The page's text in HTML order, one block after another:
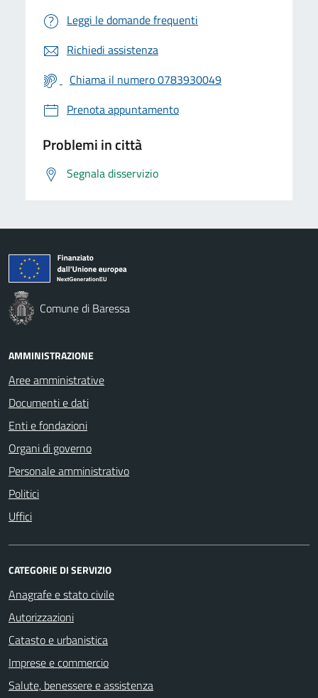
Leggi le domande frequenti
Richiedi assistenza
Chiama il numero 0783930049
Prenota appuntamento
Problemi in città
Segnala disservizio
Comune di Baressa
AMMINISTRAZIONE
Aree amministrative
Documenti e dati
Enti e fondazioni
Organi di governo
Personale amministrativo
Politici
Uffici
CATEGORIE DI SERVIZIO
Anagrafe e stato civile
Autorizzazioni
Catasto e urbanistica
Imprese e commercio
Salute, benessere e assistenza